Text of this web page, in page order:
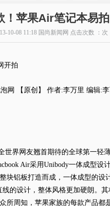
！苹果Air笔记本易
10-08 11:18 国尚新闻网 点击次数 ： 次
开拍
网 【原创】 作者:李万里 编辑:
界网友翘首期待的全球第一轻
Air采用Unibody一体成型设
块铝板打造而成，一体成型的设
线的设计，整体风格更加硬朗。
所周知，苹果家族的每款产品都